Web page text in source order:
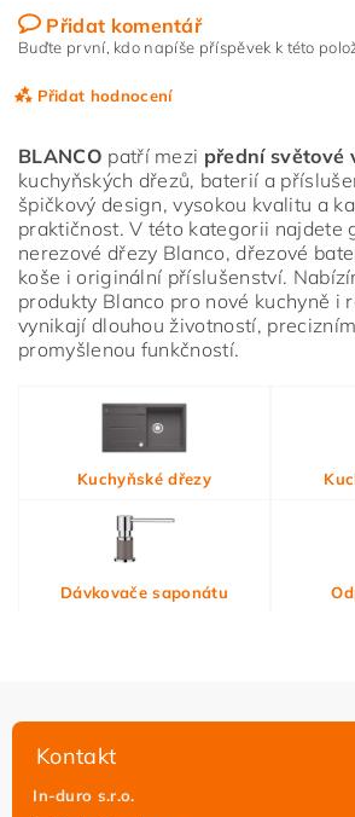
Přidat komentář
Buďte první, kdo napíše příspěvek k této
Přidat hodnocení
osobních údajů
BLANCO patří mezi přední světové
kuchyňských dřezů, baterií a
špičkový design, vysokou kvalitu a
praktičnost. V této kategorii najdete
nerezové dřezy Blanco, dřezové
koše i originální příslušenství.
produkty Blanco pro nové kuchyně i
vynikají dlouhou životností,
promyšlenou funkčností.
Kuchyňské dřezy
Dávkovače saponátu
Kontakt
In-duro s.r.o.